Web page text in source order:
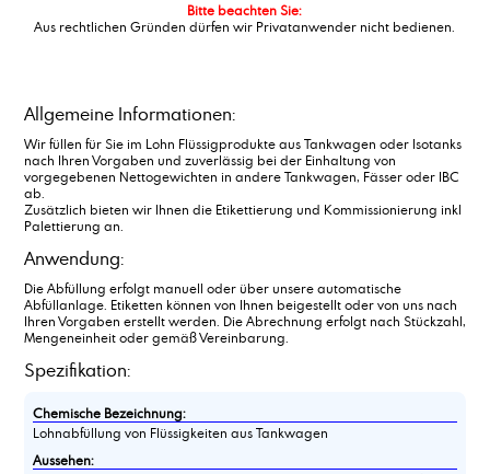
Alkohole, C14-15-branched and linear
Aluminiumstearat
Aluminiumsulfat, Lösung 48-50%
Aluminiumsulfat,fest, 17/18%
Amidosulfonsäure
Ammonium alkyl Sulfat
Ammoniumacetat, Lösung, ca. 50 %
Anisaldehyd
Antichlor
Äpfelsäure
Ascorbinsäure
Ätznatron in Perlen
Azelainsäure
Bitte beachten Sie:
Aus rechtlichen Gründen dürfen wir Privatanwender nicht bedienen.
Allgemeine Informationen:
Wir füllen für Sie im Lohn Flüssigprodukte aus Tankwagen oder Isotanks
nach Ihren Vorgaben und zuverlässig bei der Einhaltung von
vorgegebenen Nettogewichten in andere Tankwagen, Fässer oder IBC
ab.
Zusätzlich bieten wir Ihnen die Etikettierung und Kommissionierung inkl
Palettierung an.
Anwendung:
Die Abfüllung erfolgt manuell oder über unsere automatische
Abfüllanlage. Etiketten können von Ihnen beigestellt oder von uns nach
Ihren Vorgaben erstellt werden. Die Abrechnung erfolgt nach Stückzahl,
Mengeneinheit oder gemäß Vereinbarung.
Spezifikation:
Chemische Bezeichnung:
Lohnabfüllung von Flüssigkeiten aus Tankwagen
Aussehen: